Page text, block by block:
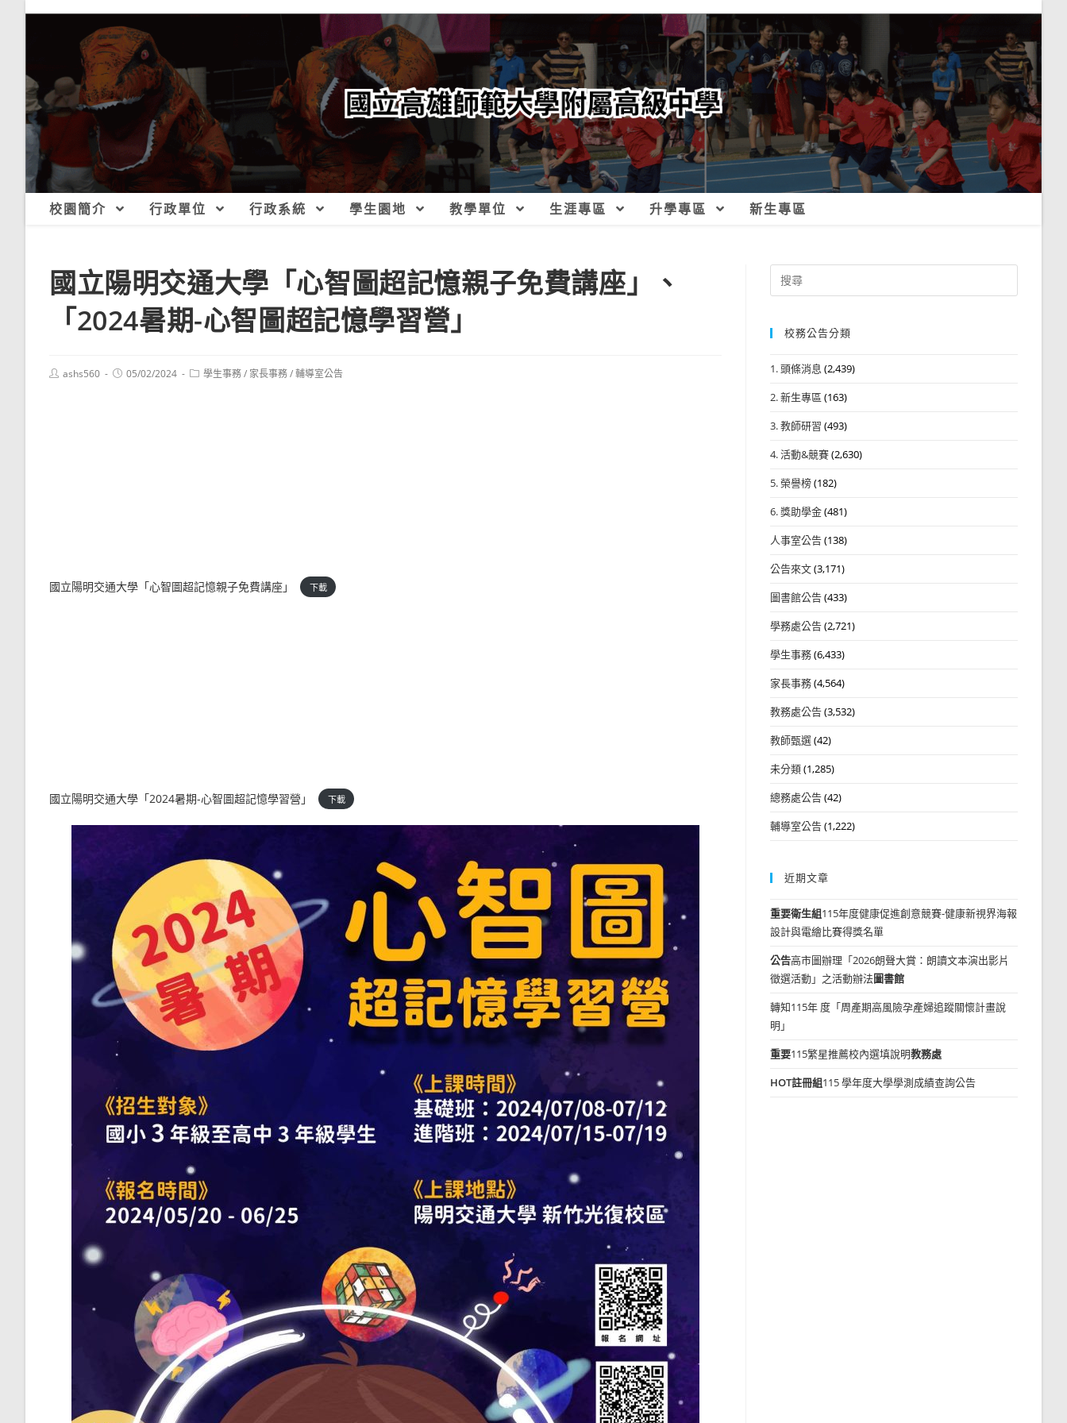
校園簡介 行政單位 行政系統 學生園地 教學單位 生涯專區 升學專區 新生專區
國立陽明交通大學「心智圖超記憶親子免費講座」、
「2024暑期-心智圖超記憶學習營」
Postashs560
Post05/02/2024
Post學生事務/ 家長事務/輔導室公告
國立陽明交通大學「心智圖超記憶親子免費講座」 下載
國立陽明交通大學「2024暑期-心智圖超記憶學習營」 下載
Search
for:
校務公告分類
1. 頭條消息 (2,439)
2. 新生專區 (163)
3. 教師研習 (493)
4. 活動&競賽(2,630)
5. 榮譽榜(182)
6. 獎助學金(481)
人事室公告(138)
公告來文(3,171)
圖書館公告(433)
學務處公告(2,721)
學生事務(6,433)
家長事務(4,564)
教務處公告(3,532)
教師甄選(42)
未分類(1,285)
總務處公告(42)
輔導室公告(1,222)
近期文章
重要衛生組115年度健康促進創意競賽-健康新視界海報
設計與電繪比賽得獎名單
公告高市圖辦理「2026朗聲大賞：朗讀文本演出影片
徵選活動」之活動辦法圖書館
轉知115年 度「周產期高風險孕產婦追蹤關懷計畫說
明」
重要115繁星推薦校內選填說明教務處
HOT註冊組115 學年度大學學測成績查詢公告